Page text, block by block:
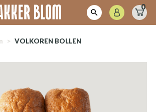
0
> VOLKOREN BOLLEN